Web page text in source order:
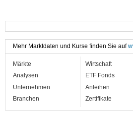
Mehr Marktdaten und Kurse finden Sie auf
Märkte
Analysen
Unternehmen
Branchen
Wirtschaft
ETF Fonds
Anleihen
Zertifikate